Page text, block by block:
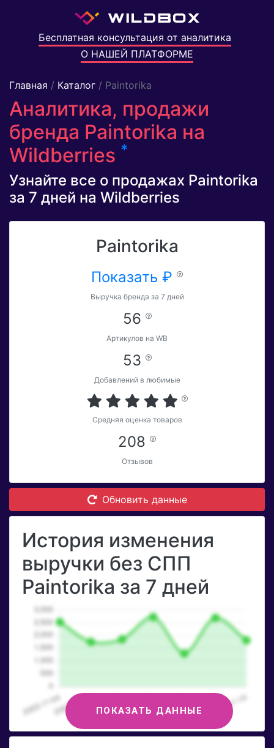
Бесплатная консультация от аналитика
О НАШЕЙ ПЛАТФОРМЕ
Главная / Каталог / Paintorika
Аналитика, продажи
бренда Paintorika на
Wildberries *
Узнайте все о продажах Paintorika
за 7 дней на Wildberries
Paintorika
Показать ₽
Выручка бренда за 7 дней
56
Артикулов на WB
53
Добавлений в любимые
Средняя оценка товаров
208
Отзывов
Обновить данные
История изменения
выручки без СПП
Paintorika за 7 дней
ПОКАЗАТЬ ДАННЫЕ